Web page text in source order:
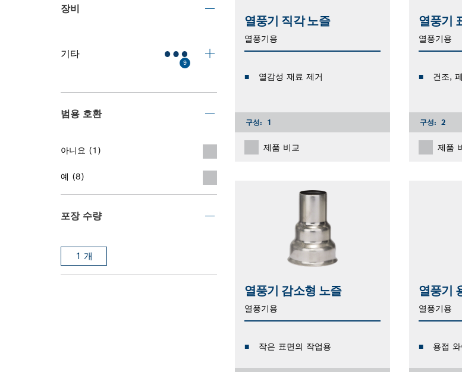
장비
기타
9
범용 호환
아니요 (1)
예 (8)
포장 수량
1 개
열풍기 직각 노즐
열풍기용
열감성 재료 제거
구성: 1
제품 비교
열풍기
열풍기용
건조,
구성: 2
제품
열풍기 감소형 노즐
열풍기용
작은 표면의 작업용
열풍기
열풍기용
용접